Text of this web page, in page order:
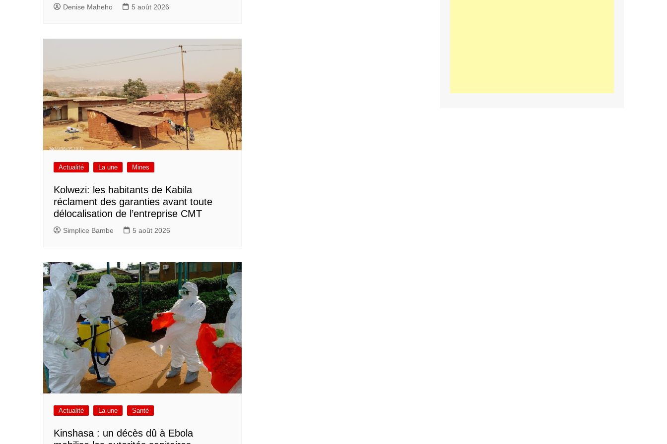
Denise Maheho 5 août 2026
Actualité La une Mines
Kolwezi: les habitants de Kabila
réclament des garanties avant toute
délocalisation de l’entreprise CMT
Simplice Bambe 5 août 2026
Actualité La une Santé
Kinshasa : un décès dû à Ebola